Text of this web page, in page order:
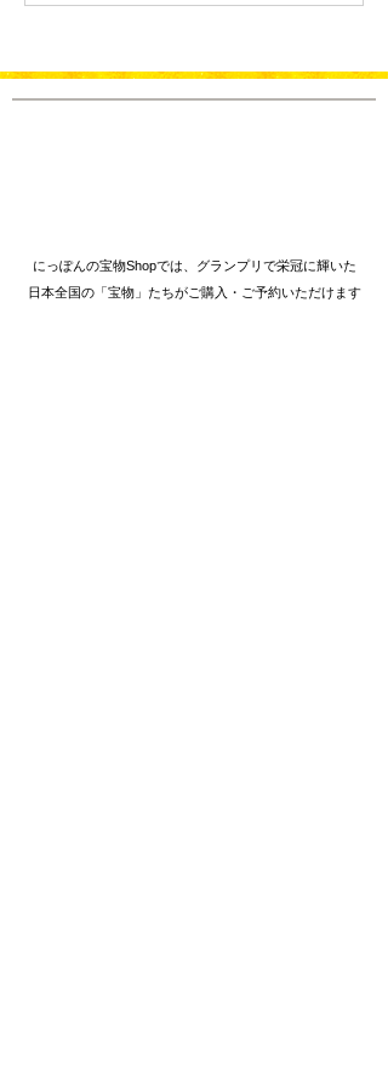
Championship 2026 -
にっぽんの宝物Shopでは、グランプリで栄冠に輝いた
日本全国の「宝物」たちがご購入・ご予約いただけます